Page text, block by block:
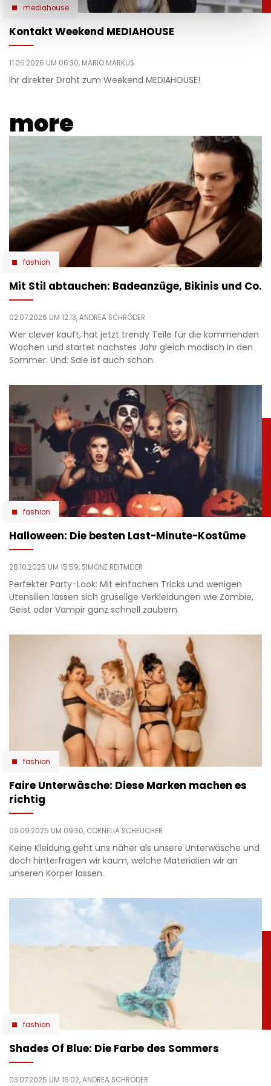
mediahouse
Kontakt Weekend MEDIAHOUSE
11.06.2026 UM 06:30, MARIO MARKUS
Ihr direkter Draht zum Weekend MEDIAHOUSE!
more
fashion
Mit Stil abtauchen: Badeanzüge, Bikinis und Co.
02.07.2026 UM 12:13,ANDREA SCHRÖDER
Wer clever kauft, hat jetzt trendy Teile für die kommenden
Wochen und startet nächstes Jahr gleich modisch in den
Sommer. Und: Sale ist auch schon.
fashion
Halloween: Die besten Last-Minute-Kostüme
28.10.2025 UM 15:59, SIMONE REITMEIER
Perfekter Party-Look: Mit einfachen Tricks und wenigen
Utensilien lassen sich gruselige Verkleidungen wie Zombie,
Geist oder Vampir ganz schnell zaubern.
fashion
Faire Unterwäsche: Diese Marken machen es
richtig
09.09.2025 UM 09:30, CORNELIA SCHEUCHER
Keine Kleidung geht uns näher als unsere Unterwäsche und
doch hinterfragen wir kaum, welche Materialien wir an
unseren Körper lassen.
fashion
Shades Of Blue: Die Farbe des Sommers
03.07.2025 UM 16:02,ANDREA SCHRÖDER